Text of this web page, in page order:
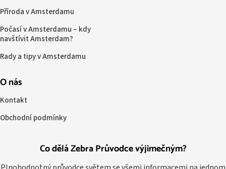
Co dělá Zebra Průvodce výjimečným?
Příroda v Amsterdamu
Počasí v Amsterdamu – kdy
navštívit Amsterdam?
Rady a tipy v Amsterdamu
O nás
Kontakt
Obchodní podmínky